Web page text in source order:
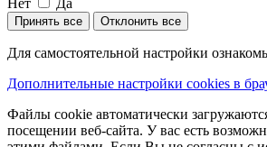
Принять все Отклонить все
Для самостоятельной настройки
Дополнительные настройки cookies в
Файлы cookie автоматически
посещении веб-сайта. У вас есть